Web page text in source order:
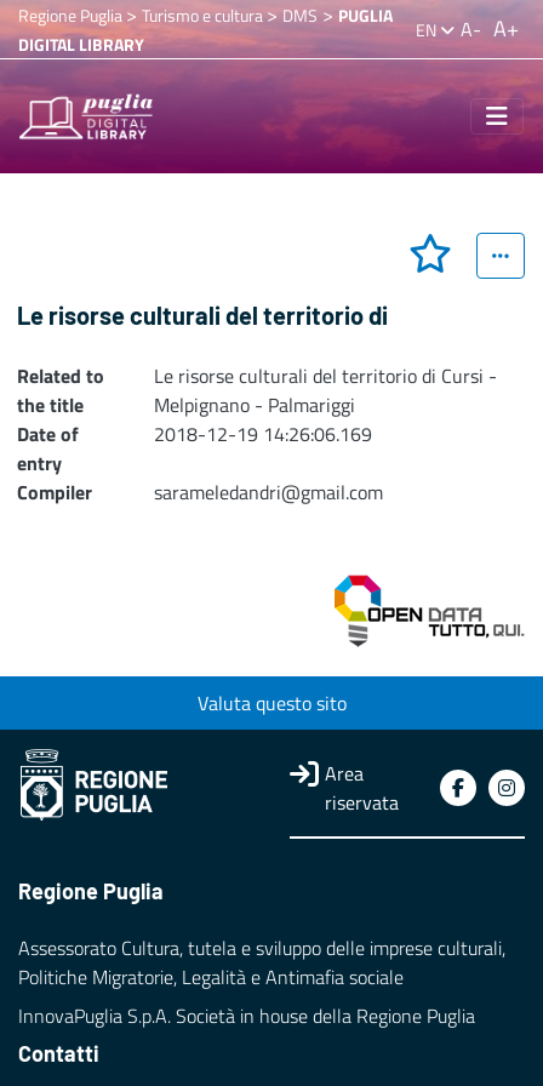
Regione Puglia> Turismo e cultura>DMS > PUGLIA
DIGITAL LIBRARY
EN A- A+
Le risorse culturali del territorio di
Related to
the title
Le risorse culturali del territorio di Cursi -
Melpignano - Palmariggi
Date of
entry
2018-12-19 14:26:06.169
Compiler
sarameledandri@gmail.com
Valuta questo sito
Area
riservata
Regione Puglia
Assessorato Cultura, tutela e sviluppo delle imprese culturali,
Politiche Migratorie, Legalità e Antimafia sociale
InnovaPuglia S.p.A. Società in house della Regione Puglia
Contatti